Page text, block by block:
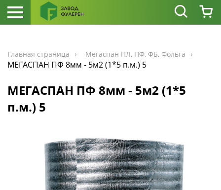
Главная страница Мегаспан ПЛ, ПФ, ФБ, Фольга
МЕГАСПАН ПФ 8мм - 5м2 (1*5 п.м.) 5
МЕГАСПАН ПФ 8мм - 5м2 (1*5
п.м.) 5